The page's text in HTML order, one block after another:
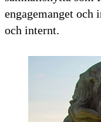
engagemanget och
och internt.